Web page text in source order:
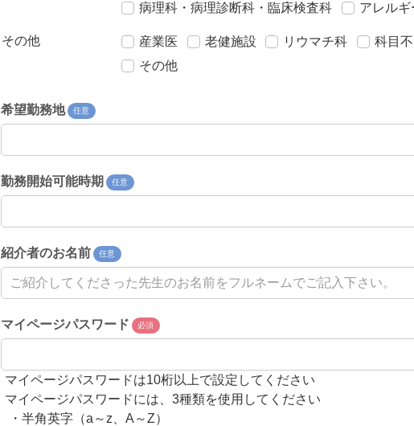
病理科・病理診断科・臨床検査科
アレルギ
その他 産業医 老健施設 リウマチ科
科目
その他
希望勤務地 任意
勤務開始可能時期 任意
紹介者のお名前 任意
マイページパスワード 必須
マイページパスワードは10桁以上で設定してください
マイページパスワードには、3種類を使用してください
・半角英字（a～z、A～Z）